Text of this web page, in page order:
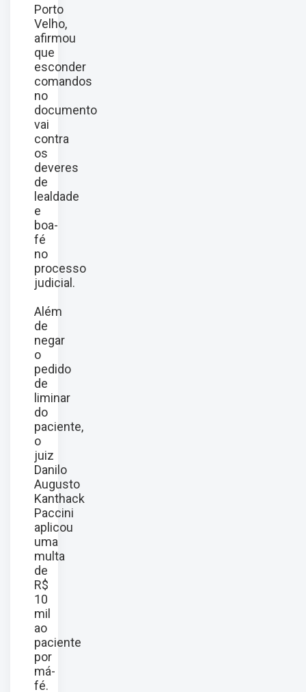
Porto
Velho,
afirmou
que
esconder
comandos
no
documento
vai
contra
os
deveres
de
lealdade
e
boa-
fé
no
processo
judicial.
Além
de
negar
o
pedido
de
liminar
do
paciente,
o
juiz
Danilo
Augusto
Kanthack
Paccini
aplicou
uma
multa
de
R$
10
mil
ao
paciente
por
má-
fé.